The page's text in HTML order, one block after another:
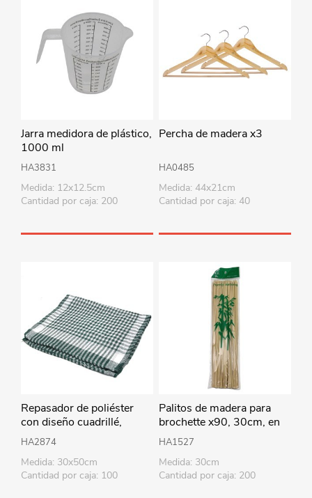
Jarra medidora de plástico,
1000 ml
HA3831
Medida: 12x12.5cm
Cantidad por caja: 200
Percha de madera x3
HA0485
Medida: 44x21cm
Cantidad por caja: 40
Repasador de poliéster
con diseño cuadrillé,
PACKx12, varios colores
HA2874
Medida: 30x50cm
Cantidad por caja: 100
Palitos de madera para
brochette x90, 30cm, en
bolsa
HA1527
Medida: 30cm
Cantidad por caja: 200